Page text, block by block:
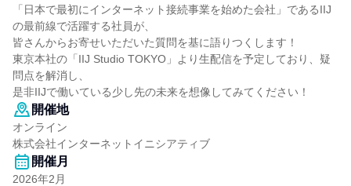
「日本で最初にインターネット接続事業を始めた会社」であるIIJ
の最前線で活躍する社員が、
皆さんからお寄せいただいた質問を基に語りつくします！
東京本社の「IIJ Studio TOKYO」より生配信を予定しており、疑
問点を解消し、
是非IIJで働いている少し先の未来を想像してみてください！
開催地
オンライン
株式会社インターネットイニシアティブ
開催月
2026年2月